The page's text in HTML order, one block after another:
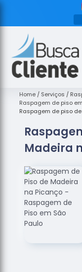
Assoalhos
de Madeira
Decks de
Empresas
de
de Madeira
Loja de
Assoalhos
Raspagem
de
Home Serviços
Raspagem de piso
Raspagem de piso
Madeira